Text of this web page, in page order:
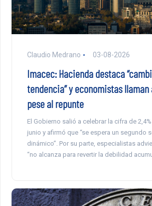
Claudio Medrano 03-08-2026
Imacec: Hacienda destaca
tendencia” y economistas
pese al repunte
El Gobierno salió a celebrar la cifra de
junio y afirmó que “se espera un segundo
dinámico”. Por su parte, especialistas
“no alcanza para revertir la debilidad